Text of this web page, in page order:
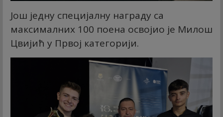
Још једну специјалну награду са
максималних 100 поена освојио је Милош
Цвијић у Првој категорији.